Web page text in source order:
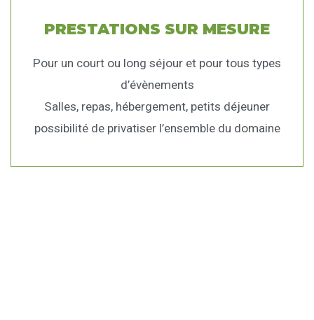
PRESTATIONS SUR MESURE
Pour un court ou long séjour et pour tous types
d’évènements
Salles, repas, hébergement, petits déjeuner
possibilité de privatiser l’ensemble du domaine